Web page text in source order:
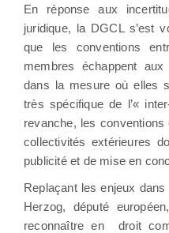
En réponse aux
juridique, la DGCL s’est
que les conventions
membres échappent
dans la mesure où elles
très spécifique de l’«
revanche, les
collectivités extérieures
publicité et de mise en
Replaçant les enjeux
Herzog, député
reconnaître en
droit